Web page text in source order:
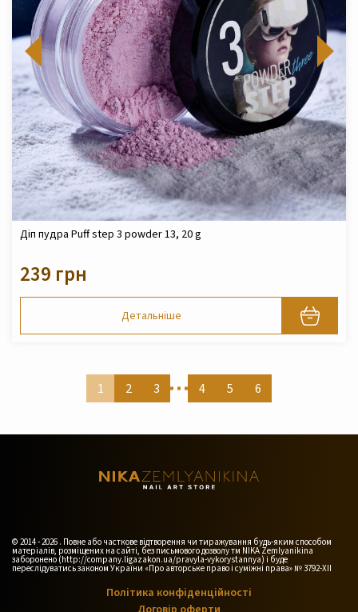
Діп пудра Puff step 3 powder 13, 20 g
239 грн
Детальніше
1 2 3 4 5 6
© 2014 - 2026 . Повне або часткове відтворення чи тиражування будь-яким способом
матеріалів, розміщених на сайті, без письмового дозволу тм NIKA Zemlyanikina
заборонено (http://company.ligazakon.ua/pravyla-vykorystannya) і буде
переслідуватись законом України «Про авторське право і суміжні права» № 3792-XII
Політика конфіденційності